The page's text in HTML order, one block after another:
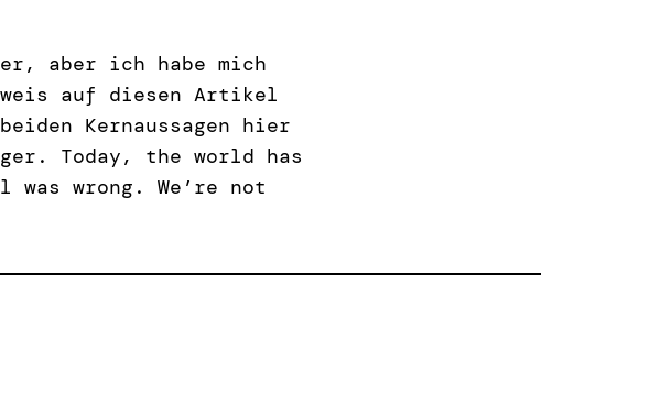
aber ich habe mich
auf diesen Artikel
Kernaussagen hier
Today, the world has
was wrong. We’re not